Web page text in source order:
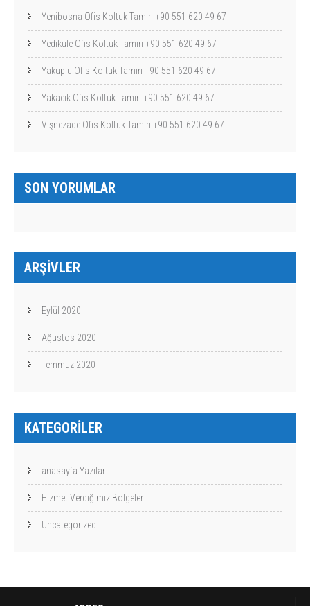
Yenibosna Ofis Koltuk Tamiri +90 551 620 49 67
Yedikule Ofis Koltuk Tamiri +90 551 620 49 67
Yakuplu Ofis Koltuk Tamiri +90 551 620 49 67
Yakacık Ofis Koltuk Tamiri +90 551 620 49 67
Vişnezade Ofis Koltuk Tamiri +90 551 620 49 67
SON YORUMLAR
ARŞIVLER
Eylül 2020
Ağustos 2020
Temmuz 2020
KATEGORILER
anasayfa Yazılar
Hizmet Verdiğimiz Bölgeler
Uncategorized